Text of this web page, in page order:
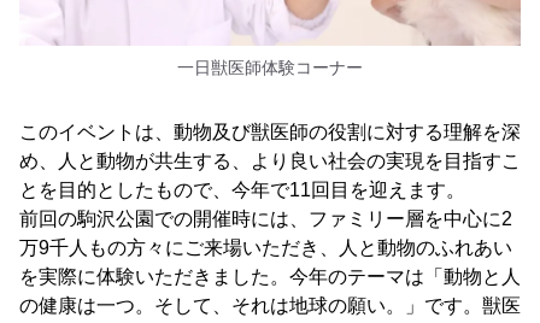
一日獣医師体験コーナー
このイベントは、動物及び獣医師の役割に対する理解を深
め、人と動物が共生する、より良い社会の実現を目指すこ
とを目的としたもので、今年で11回目を迎えます。
前回の駒沢公園での開催時には、ファミリー層を中心に2
万9千人もの方々にご来場いただき、人と動物のふれあい
を実際に体験いただきました。今年のテーマは「動物と人
の健康は一つ。そして、それは地球の願い。」です。獣医